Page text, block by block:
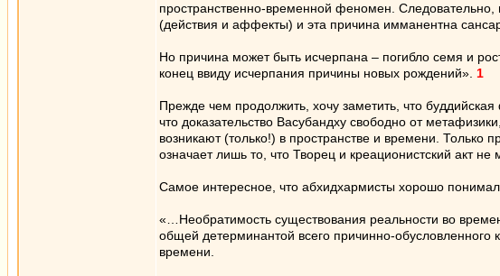
пространственно-временной феномен. Следовательно,
(действия и аффекты) и эта причина имманентна
Но причина может быть исчерпана – погибло семя и
конец ввиду исчерпания причины новых рождений». 1
Прежде чем продолжить, хочу заметить, что
что доказательство Васубандху свободно от
возникают (только!) в пространстве и времени. Только
означает лишь то, что Творец и креационистский акт
Самое интересное, что абхидхармисты хорошо
«…Необратимость существования реальности во
общей детерминантой всего причинно-обусловленного
времени.